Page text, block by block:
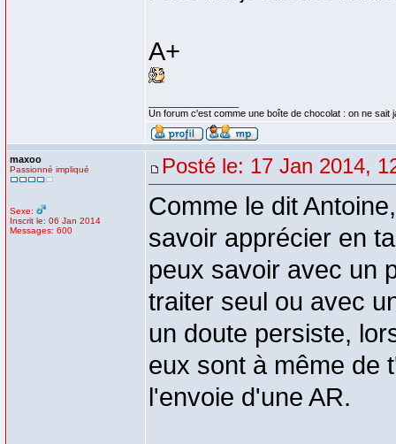
A+
Un forum c'est comme une boîte de chocolat : on ne sait
maxoo
Passionné impliqué
Sexe:
Inscrit le: 06 Jan 2014
Messages: 600
Posté le: 17 Jan 2014,
Comme le dit
savoir apprécier en
peux savoir avec un
traiter seul ou avec
un doute persiste,
eux sont à même de
l'envoie d'une AR.